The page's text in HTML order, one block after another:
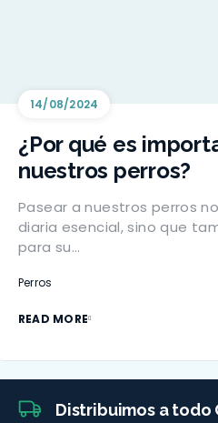
14/08/2024
¿Por qué es
nuestros perros?
Pasear a nuestros perros
diaria esencial, sino que
para su…
Perros
READ MORE
Distribuimos a todo